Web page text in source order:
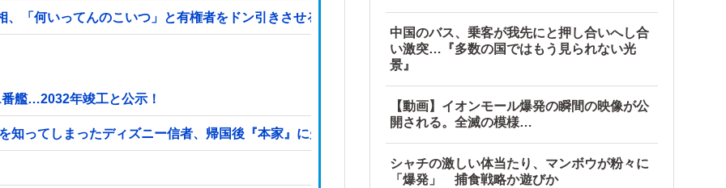
、「何いってんのこいつ」と有権者をドン引きさせるよな屁理屈を……
艦…2032年竣工と公示！
ってしまったディズニー信者、帰国後『本家』に失望する事態に
中国のバス、乗客が我先にと押し合いへし合
い激突…『多数の国ではもう見られない光
景』
【動画】イオンモール爆発の瞬間の映像が公
開される。全滅の模様…
シャチの激しい体当たり、マンボウが粉々に
「爆発」 捕食戦略か遊びか